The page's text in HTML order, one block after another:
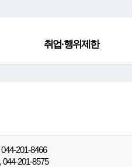
취업·행위제한
201-8466
201-8575